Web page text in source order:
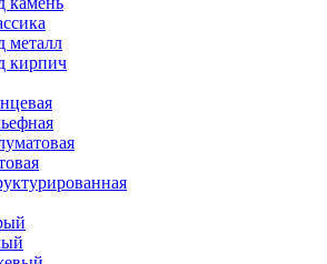
металл
кирпич